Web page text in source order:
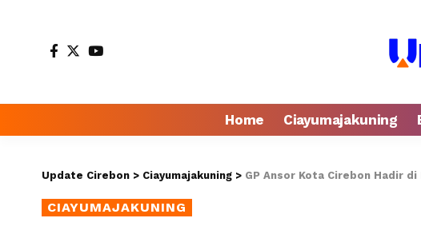
Home Ciayumajakuning
Update Cirebon > Ciayumajakuning > GP Ansor Kota Cirebon Hadir di Konferwil
CIAYUMAJAKUNING